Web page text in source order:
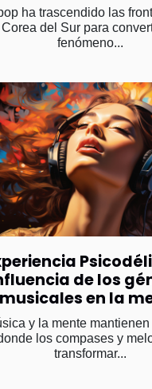
ha trascendido las
del Sur para
fenómeno...
de los
musicales en la
y la mente
los compases y
transformar...